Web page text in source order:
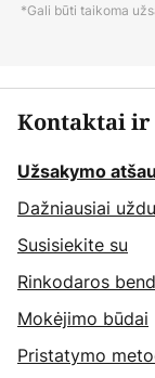
*Gali būti taikoma
Kontaktai ir
Užsakymo
Dažniausiai
Susisiekite su
Rinkodaros
Mokėjimo būdai
Pristatymo